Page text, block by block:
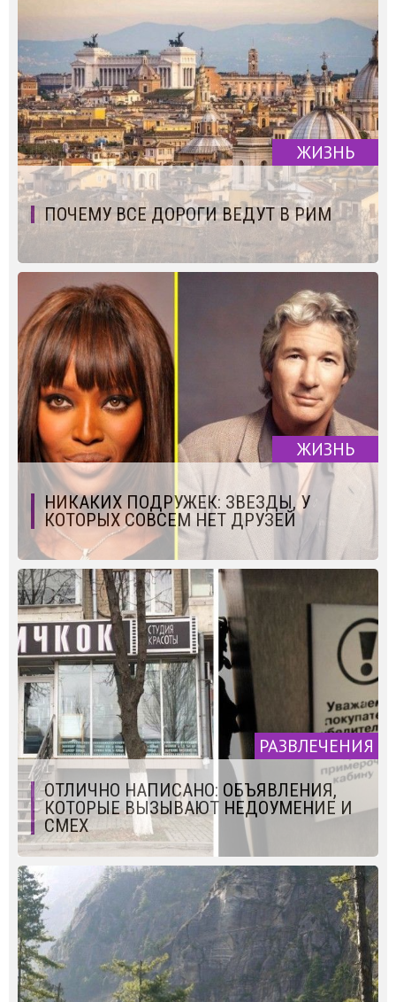
ЖИЗНЬ
ПОЧЕМУ ВСЕ ДОРОГИ ВЕДУТ В РИМ
ЖИЗНЬ
НИКАКИХ ПОДРУЖЕК: ЗВЕЗДЫ, У
КОТОРЫХ СОВСЕМ НЕТ ДРУЗЕЙ
РАЗВЛЕЧЕНИЯ
ОТЛИЧНО НАПИСАНО: ОБЪЯВЛЕНИЯ,
КОТОРЫЕ ВЫЗЫВАЮТ НЕДОУМЕНИЕ И
СМЕХ